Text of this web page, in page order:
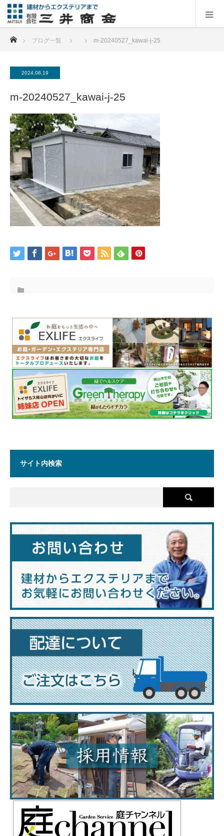
ブログ一覧 m-20240527_kawai-j-25
2024.08.19
m-20240527_kawai-j-25
サイト内検索